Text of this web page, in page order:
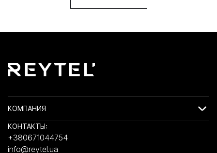
КОМПАНИЯ
КОНТАКТЫ:
+380671044754
info@reytel.ua